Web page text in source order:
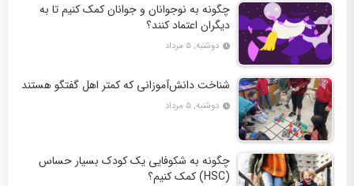
چگونه به نوجوانان و جوانان کمک کنیم تا به
دیگران اعتماد کنند؟
دوشنبه, ۵ مرداد
شناخت دانش‌آموزانی که کمتر اهل گفتگو هستند
دوشنبه, ۵ مرداد
چگونه به شکوفایی یک کودک بسیار حساس
(HSC) کمک کنیم؟